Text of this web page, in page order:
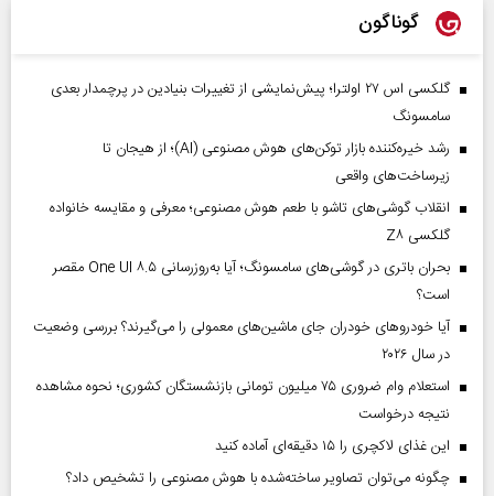
گوناگون
گلکسی اس ۲۷ اولترا؛ پیش‌نمایشی از تغییرات بنیادین در پرچمدار بعدی
سامسونگ
رشد خیره‌کننده بازار توکن‌های هوش مصنوعی (AI)؛ از هیجان تا
زیرساخت‌های واقعی
انقلاب گوشی‌های تاشو‌ با طعم هوش مصنوعی؛ معرفی و مقایسه خانواده
گلکسی Z۸
بحران باتری در گوشی‌های سامسونگ؛ آیا به‌روزرسانی One UI ۸.۵ مقصر
است؟
آیا خودروهای خودران جای ماشین‌های معمولی را می‌گیرند؟ بررسی وضعیت
در سال ۲۰۲۶
استعلام وام ضروری ۷۵ میلیون تومانی بازنشستگان کشوری؛ نحوه مشاهده
نتیجه درخواست
این غذای لاکچری را ۱۵ دقیقه‌ای آماده کنید
چگونه می‌توان تصاویر ساخته‌شده با هوش مصنوعی را تشخیص داد؟